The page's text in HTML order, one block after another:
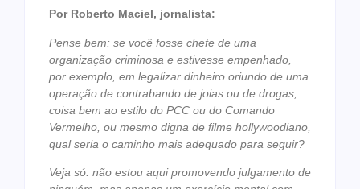
Por Roberto Maciel, jornalista:
Pense bem: se você fosse chefe de uma
organização criminosa e estivesse empenhado,
por exemplo, em legalizar dinheiro oriundo de uma
operação de contrabando de joias ou de drogas,
coisa bem ao estilo do PCC ou do Comando
Vermelho, ou mesmo digna de filme hollywoodiano,
qual seria o caminho mais adequado para seguir?
Veja só: não estou aqui promovendo julgamento de